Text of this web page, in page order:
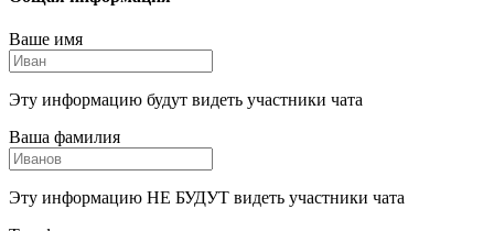
Ваше имя
Эту информацию будут видеть участники чата
Ваша фамилия
Эту информацию НЕ БУДУТ видеть участники чата